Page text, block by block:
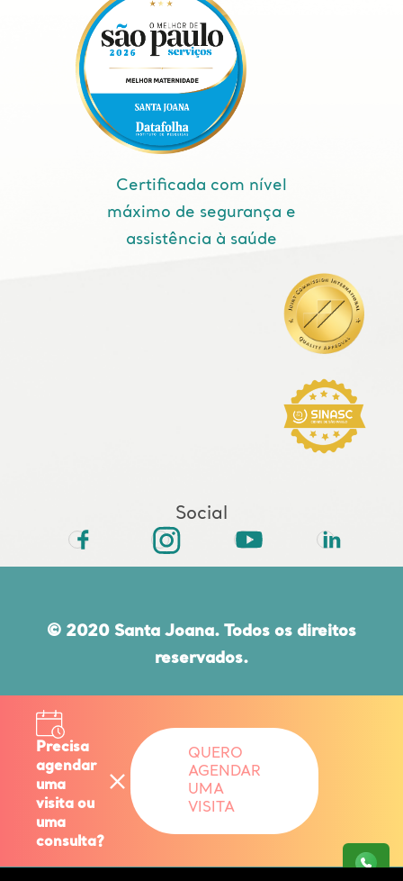
Certificada com nível
máximo de segurança e
assistência à saúde
Social
Precisa
agendar
uma
visita ou
uma
consulta?
QUERO
AGENDAR
UMA
VISITA
© 2020 Santa Joana. Todos os direitos
reservados.
Rua do Paraíso, 432 | CEP 04103-000 |
Paraíso | São Paulo | SP | 11 5080 6000
Responsável Técnico: DR. EDUARDO
CORDIOLI | CRM: 90.587